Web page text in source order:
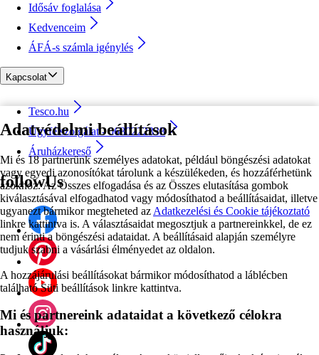
Adatvédelmi beállítások
Mi és 18 partnerünk személyes adatokat, például böngészési adatokat
vagy egyedi azonosítókat tárolunk a készülékeden, és hozzáférhetünk
azokhoz. Az Összes elfogadása és az Összes elutasítása gombok
kiválasztásával elfogadhatod vagy módosíthatod a beállításaidat, illetve
ugyanezt bármikor megteheted az Adatkezelési és Cookie tájékoztató
linkre kattintva is. A választásaidat megosztjuk a partnereinkkel, de ez
nem érinti a böngészési adataidat. A beállításaid alapján személyre
tudjuk szabni a vásárlási élményedet az oldalon.
A hozzájárulási beállításokat bármikor módosíthatod a láblécben
található Süti beállítások linkre kattintva.
Mi és partnereink adataidat a következő célokra
használjuk:
Idősáv foglalása
Kedvenceim
ÁFÁ-s számla igénylés
Kapcsolat
Tesco.hu
Ügyfélszolgálat - 0680222333
Áruházkereső
followUs